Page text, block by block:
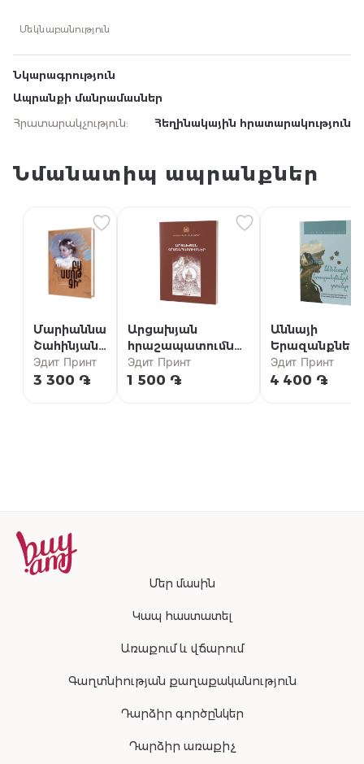
Մեկնաբանություն
Նկարագրություն
Ապրանքի մանրամասներ
Հրատարակչություն: Հեղինակային հրատարակություն
Նմանատիպ ապրանքներ
Մարիաննա
Շահինյան /
Բա ամոթ
չի՞
Эдит Принт
3 300 ֏
Արցախյան
հրաշապատումներ
/ Մաս Ա (Արցախի
թեմի
Эдит Принт
1 500 ֏
Աննայի
Երազանքների
տունը {5} /
«Աննան
Эдит Принт
4 400 ֏
Մեր մասին
Կապ հաստատել
Առաքում և վճարում
Գաղտնիության քաղաքականություն
Դարձիր գործընկեր
Դարձիր առաքիչ